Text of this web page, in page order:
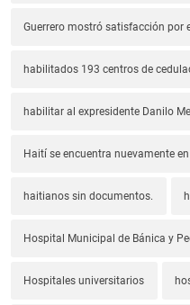
Guerrero mostró satisfacción por
habilitados 193 centros de
habilitar al expresidente Danilo
Haití se encuentra nuevamente
haitianos sin documentos.
Hospital Municipal de Bánica y
Hospitales universitarios